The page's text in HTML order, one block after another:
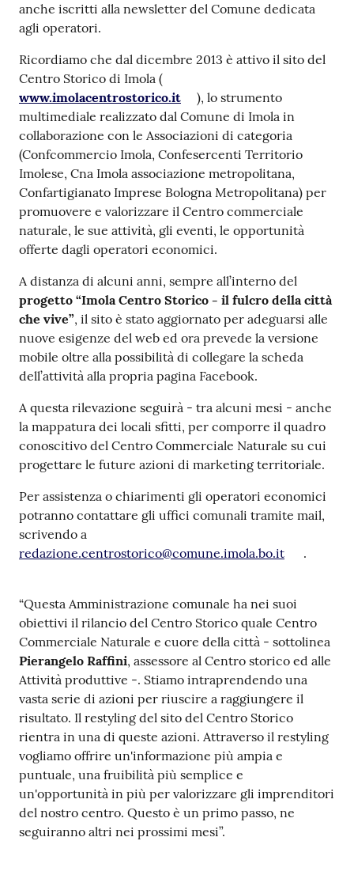
Seguici
su
anche iscritti alla newsletter del Comune dedicata
agli operatori.
Ricordiamo che dal dicembre 2013 è attivo il sito del
Centro Storico di Imola (
www.imolacentrostorico.it
), lo strumento
multimediale realizzato dal Comune di Imola in
collaborazione con le Associazioni di categoria
(Confcommercio Imola, Confesercenti Territorio
Imolese, Cna Imola associazione metropolitana,
Confartigianato Imprese Bologna Metropolitana) per
promuovere e valorizzare il Centro commerciale
naturale, le sue attività, gli eventi, le opportunità
offerte dagli operatori economici.
A distanza di alcuni anni, sempre all’interno del
progetto “Imola Centro Storico - il fulcro della città
che vive”, il sito è stato aggiornato per adeguarsi alle
nuove esigenze del web ed ora prevede la versione
mobile oltre alla possibilità di collegare la scheda
dell’attività alla propria pagina Facebook.
A questa rilevazione seguirà - tra alcuni mesi - anche
la mappatura dei locali sfitti, per comporre il quadro
conoscitivo del Centro Commerciale Naturale su cui
progettare le future azioni di marketing territoriale.
Per assistenza o chiarimenti gli operatori economici
potranno contattare gli uffici comunali tramite mail,
scrivendo a
redazione.centrostorico@comune.imola.bo.it
.
“Questa Amministrazione comunale ha nei suoi
obiettivi il rilancio del Centro Storico quale Centro
Commerciale Naturale e cuore della città - sottolinea
Pierangelo Raffini, assessore al Centro storico ed alle
Attività produttive -. Stiamo intraprendendo una
vasta serie di azioni per riuscire a raggiungere il
risultato. Il restyling del sito del Centro Storico
rientra in una di queste azioni. Attraverso il restyling
vogliamo offrire un'informazione più ampia e
puntuale, una fruibilità più semplice e
un'opportunità in più per valorizzare gli imprenditori
del nostro centro. Questo è un primo passo, ne
seguiranno altri nei prossimi mesi”.